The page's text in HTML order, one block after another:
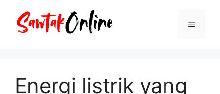
Menu
Energi listrik yang